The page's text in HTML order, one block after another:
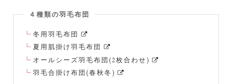
４種類の羽毛布団
冬用羽毛布団
夏用肌掛け羽毛布団
オールシーズ羽毛布団(2枚合わせ)
羽毛合掛け布団(春秋冬)